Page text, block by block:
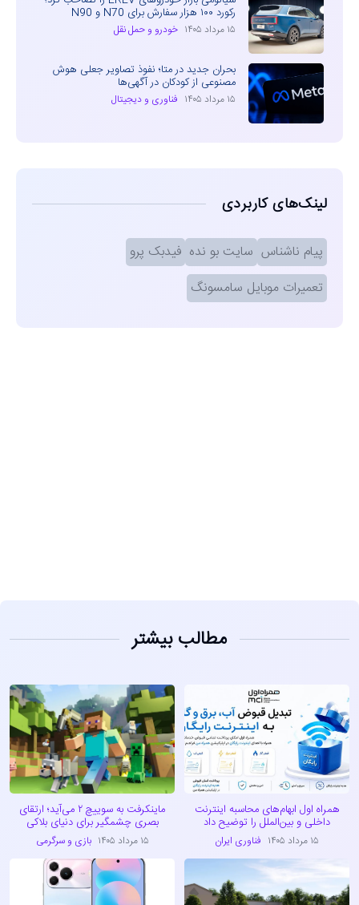
رکورد ۱۰۰ هزار سفارش برای N70 و N90
۱۵ مرداد ۱۴۰۵ خودرو و حمل نقل
بحران جدید در متا؛ نفوذ تصاویر جعلی هوش
مصنوعی از کودکان در آگهی‌ها
۱۵ مرداد ۱۴۰۵ فناوری و دیجیتال
لینک‌های کاربردی
پیام ناشناس سایت بو نده فیدبک پرو
تعمیرات موبایل سامسونگ
مطالب بیشتر
همراه اول ابهام‌های محاسبه اینترنت
داخلی و بین‌الملل را توضیح داد
۱۵ مرداد ۱۴۰۵ فناوری ایران
ماینکرفت به سوییچ ۲ می‌آید؛ ارتقای
بصری چشمگیر برای دنیای بلاکی
۱۵ مرداد ۱۴۰۵ بازی و سرگرمی